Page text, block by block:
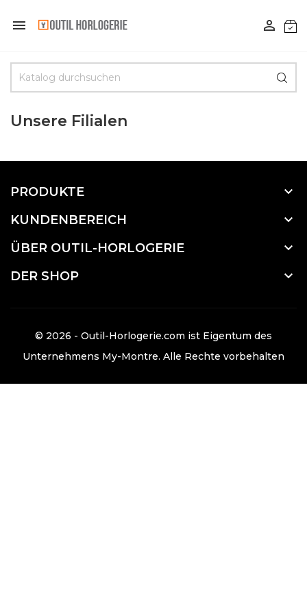
 
Unsere Filialen
PRODUKTE 
KUNDENBEREICH 
ÜBER OUTIL-HORLOGERIE 
DER SHOP 
© 2026 - Outil-Horlogerie.com ist Eigentum des
Unternehmens My-Montre. Alle Rechte vorbehalten